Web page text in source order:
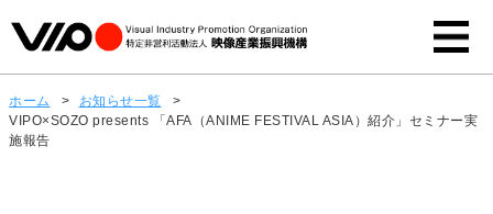
ホーム > お知らせ一覧
>
VIPO×SOZO presents 「AFA（ANIME FESTIVAL ASIA）紹介」セミナー実
施報告